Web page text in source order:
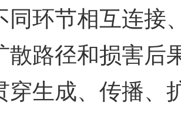
同环节相互连接
散路径和损害后
穿生成、传播、